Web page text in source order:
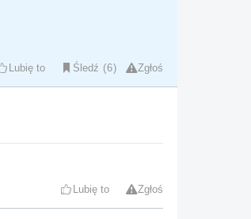
Lubię to Śledź 6 Zgłoś
Lubię to Zgłoś